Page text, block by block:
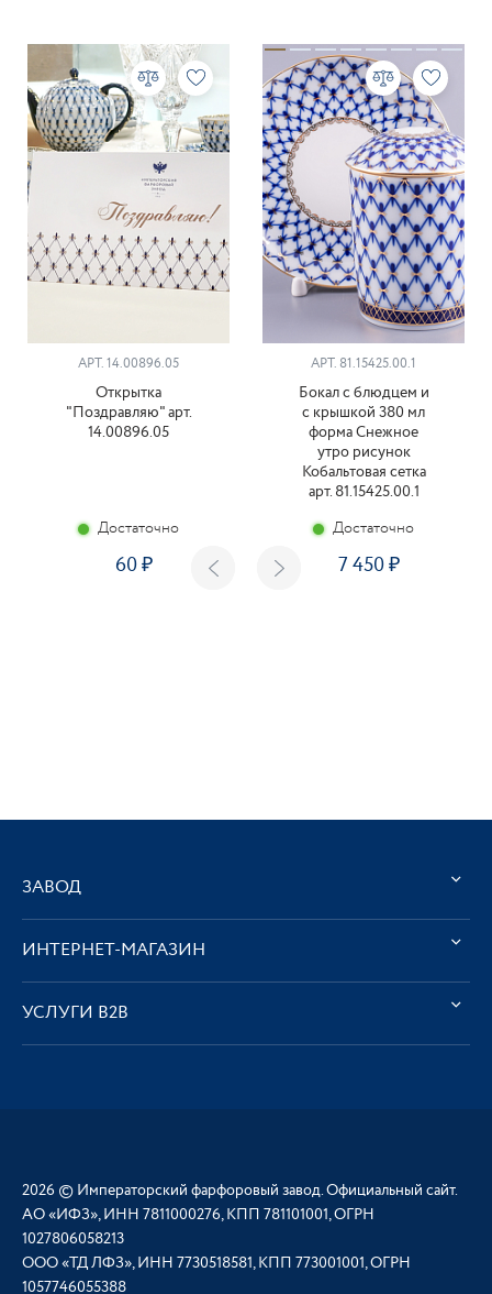
АРТ. 14.00896.05
Открытка
"Поздравляю" арт.
14.00896.05
Достаточно
60
АРТ. 81.15425.00.1
Бокал с блюдцем и
с крышкой 380 мл
форма Снежное
утро рисунок
Кобальтовая сетка
арт. 81.15425.00.1
Достаточно
7 450
ЗАВОД
ИНТЕРНЕТ-МАГАЗИН
УСЛУГИ В2В
2026 © Императорский фарфоровый завод. Официальный сайт.
АО «ИФЗ», ИНН 7811000276, КПП 781101001, ОГРН
1027806058213
ООО «ТД ЛФЗ», ИНН 7730518581, КПП 773001001, ОГРН
1057746055388